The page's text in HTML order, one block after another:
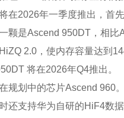
在2026年一季度推出，首
颗是Ascend 950DT，相
2.0，使内存容量达到
将在2026年Q4推出。
规划中的芯片Ascend 960
还支持华为自研的HiF4数